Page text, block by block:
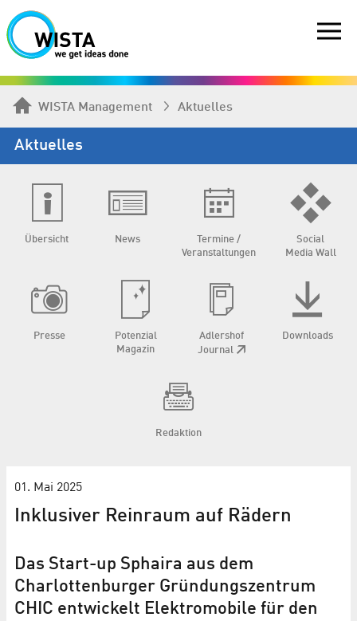
WISTA Management Aktuelles
Aktuelles
Übersicht News
Termine /
Veranstaltungen
Social
Media Wall
Presse
Potenzial
Magazin
Adlershof
Journal
Downloads
Redaktion
01. Mai 2025
Inklusiver Reinraum auf Rädern
Das Start-up Sphaira aus dem
Charlottenburger Gründungszentrum
CHIC entwickelt Elektromobile für den